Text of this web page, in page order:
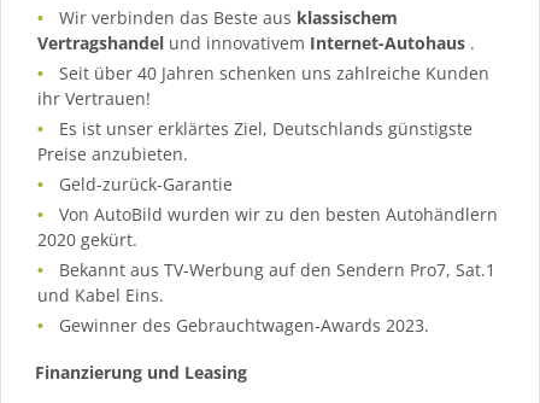
Wir verbinden das Beste aus klassischem
Vertragshandel und innovativem Internet-Autohaus .
Seit über 40 Jahren schenken uns zahlreiche Kunden
ihr Vertrauen!
Es ist unser erklärtes Ziel, Deutschlands günstigste
Preise anzubieten.
Geld-zurück-Garantie
Von AutoBild wurden wir zu den besten Autohändlern
2020 gekürt.
Bekannt aus TV-Werbung auf den Sendern Pro7, Sat.1
und Kabel Eins.
Gewinner des Gebrauchtwagen-Awards 2023.
Finanzierung und Leasing